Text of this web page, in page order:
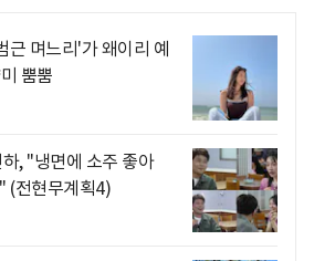
근 며느리'가 왜이리 예
뿜뿜
, "냉면에 소주 좋아
(전현무계획4)